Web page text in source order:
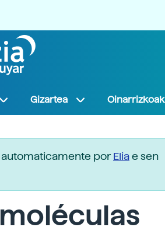
Gizartea Oinarrizkoak
automaticamente porEliae sen